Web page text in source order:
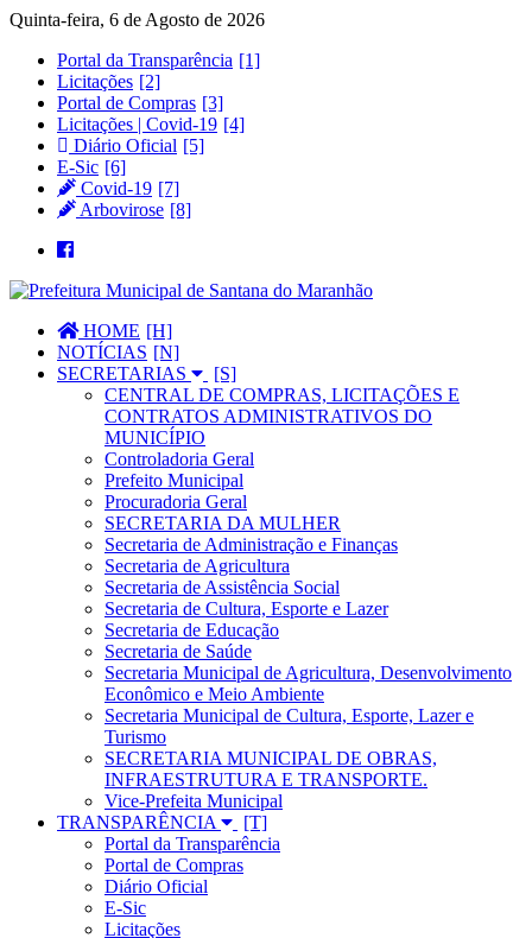
Quinta-feira, 6 de Agosto de 2026
Portal da Transparência
Licitações
Portal de Compras
Licitações | Covid-19
Diário Oficial
E-Sic
Covid-19
Arbovirose
HOME
NOTÍCIAS
SECRETARIAS
CENTRAL DE COMPRAS, LICITAÇÕES E
CONTRATOS ADMINISTRATIVOS DO
MUNICÍPIO
Controladoria Geral
Prefeito Municipal
Procuradoria Geral
SECRETARIA DA MULHER
Secretaria de Administração e Finanças
Secretaria de Agricultura
Secretaria de Assistência Social
Secretaria de Cultura, Esporte e Lazer
Secretaria de Educação
Secretaria de Saúde
Secretaria Municipal de Agricultura, Desenvolvimento
Econômico e Meio Ambiente
Secretaria Municipal de Cultura, Esporte, Lazer e
Turismo
SECRETARIA MUNICIPAL DE OBRAS,
INFRAESTRUTURA E TRANSPORTE.
Vice-Prefeita Municipal
TRANSPARÊNCIA
Portal da Transparência
Portal de Compras
Diário Oficial
E-Sic
Licitações